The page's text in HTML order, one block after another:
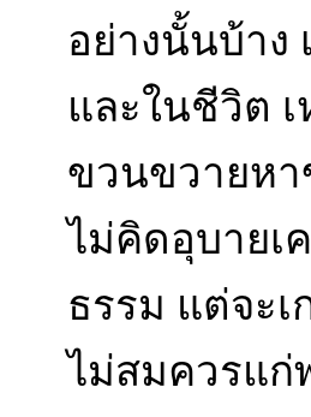
อย่างนั้นบ้าง
และในชีวิต
ขวนขวายห
ไม่คิดอุบายเ
ธรรม แต่จะ
ไม่สมควรแก่